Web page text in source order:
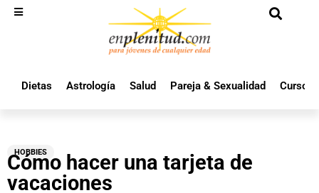
Dietas Astrología Salud Pareja & Sexualidad Cursos
HOBBIES
Cómo hacer una tarjeta de
vacaciones